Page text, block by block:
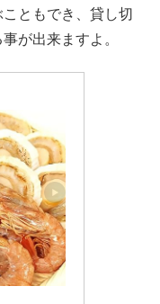
ともでき、貸し切
が出来ますよ。